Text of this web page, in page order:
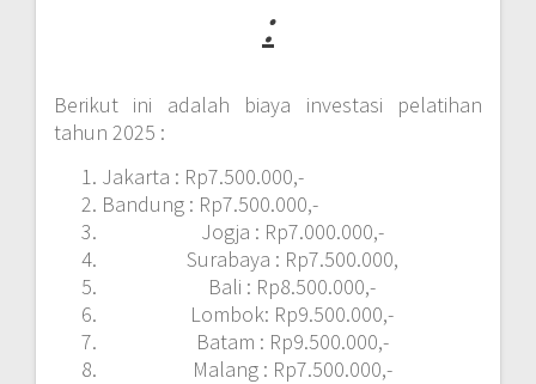
:
Berikut ini adalah biaya investasi pelatihan
tahun 2025 :
Jakarta : Rp7.500.000,-
Bandung : Rp7.500.000,-
Jogja : Rp7.000.000,-
Surabaya : Rp7.500.000,
Bali : Rp8.500.000,-
Lombok: Rp9.500.000,-
Batam : Rp9.500.000,-
Malang : Rp7.500.000,-